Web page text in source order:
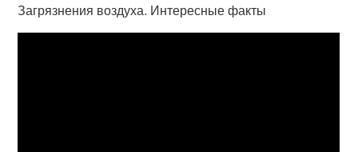
Загрязнения воздуха. Интересные факты